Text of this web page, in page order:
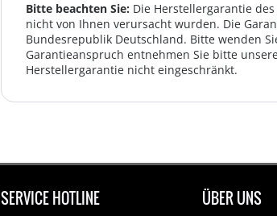
Bitte beachten Sie: Die Herstellergarantie
nicht von Ihnen verursacht wurden. Die
Bundesrepublik Deutschland. Bitte wenden
Garantieanspruch entnehmen Sie bitte
Herstellergarantie nicht eingeschränkt.
SERVICE HOTLINE ÜBER UNS